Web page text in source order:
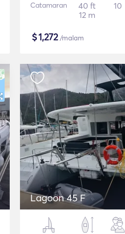
Catamaran
40 ft
12 m
10
$1,272/malam
Lagoon 45 F